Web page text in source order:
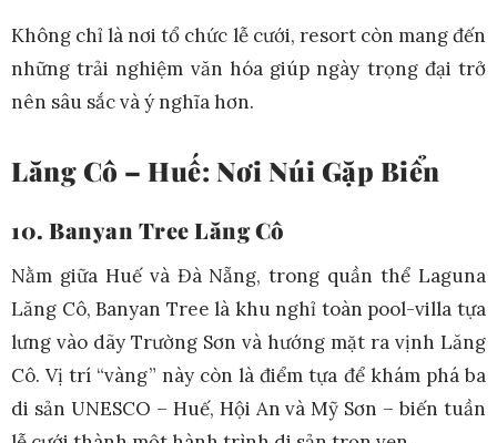
Không chỉ là nơi tổ chức lễ cưới, resort còn mang đến
những trải nghiệm văn hóa giúp ngày trọng đại trở
nên sâu sắc và ý nghĩa hơn.
Lăng Cô – Huế: Nơi Núi Gặp Biển
10. Banyan Tree Lăng Cô
Nằm giữa Huế và Đà Nẵng, trong quần thể Laguna
Lăng Cô, Banyan Tree là khu nghỉ toàn pool-villa tựa
lưng vào dãy Trường Sơn và hướng mặt ra vịnh Lăng
Cô. Vị trí “vàng” này còn là điểm tựa để khám phá ba
di sản UNESCO – Huế, Hội An và Mỹ Sơn – biến tuần